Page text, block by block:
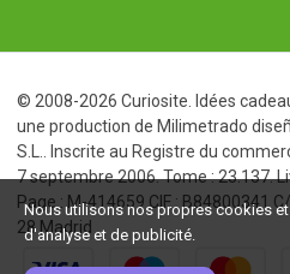
© 2008-2026 Curiosite. Idées
une production de Milimetrado
S.L.. Inscrite au Registre du
7 septembre 2006. Tome : 23.137.
Page : M-414659 CIF : B84800341
28 Madrid
Nous utilisons nos propres cookies
d'analyse et de publicité.